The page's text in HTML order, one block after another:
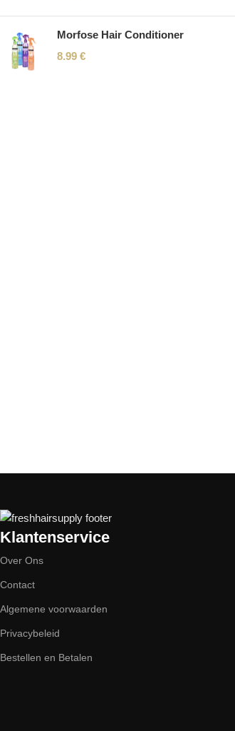
Morfose Hair Conditioner
8.99 €
Klantenservice
Over Ons
Contact
Algemene voorwaarden
Privacybeleid
Bestellen en Betalen